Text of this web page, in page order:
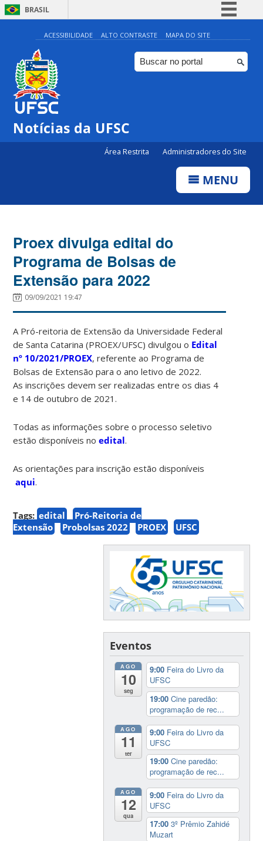
BRASIL
Simplifique!
Comunica BR
Participe
ACESSIBILIDADE ALTO CONTRASTE MAPA DO SITE
Notícias da UFSC
Área Restrita Administradores do Site
MENU
Proex divulga edital do
Programa de Bolsas de
Extensão para 2022
09/09/2021 19:47
A Pró-reitoria de Extensão da Universidade Federal
de Santa Catarina (PROEX/UFSC) divulgou o Edital
nº 10/2021/PROEX, referente ao Programa de
Bolsas de Extensão para o ano letivo de 2022.
As inscrições devem ser realizadas entre os dias 4
e 14 de outubro de 2021.
Todas as informações sobre o processo seletivo
estão disponíveis noedital.
As orientações para inscrição estão disponíveis
aqui.
Tags: edital
Pró-Reitoria de
Extensão
Probolsas 2022 PROEX UFSC
Eventos
AGO
10
seg
9:00 Feira do Livro da
UFSC
19:00Cine paredão:
programação de rec...
AGO
11
ter
9:00 Feira do Livro da
UFSC
19:00Cine paredão:
programação de rec...
AGO
12
qua
9:00 Feira do Livro da
UFSC
17:003º Prêmio Zahidé
Muzart